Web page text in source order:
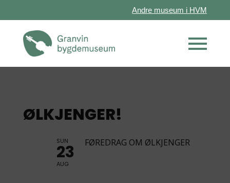
Andre museum i HVM
ØLKJENGER!
SUN
23
AUG
FØREDRAG OM ØLKJENGER